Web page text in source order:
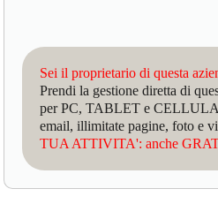
Sei il proprietario di questa
Prendi la gestione diretta di
per PC, TABLET e
email, illimitate pagine, foto e
TUA ATTIVITA': anche